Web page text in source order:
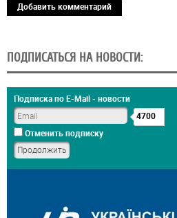
Добавить комментарий
ПОДПИСАТЬСЯ НА НОВОСТИ:
Подписка по E-Mail - новости
4700
Отменить подписку